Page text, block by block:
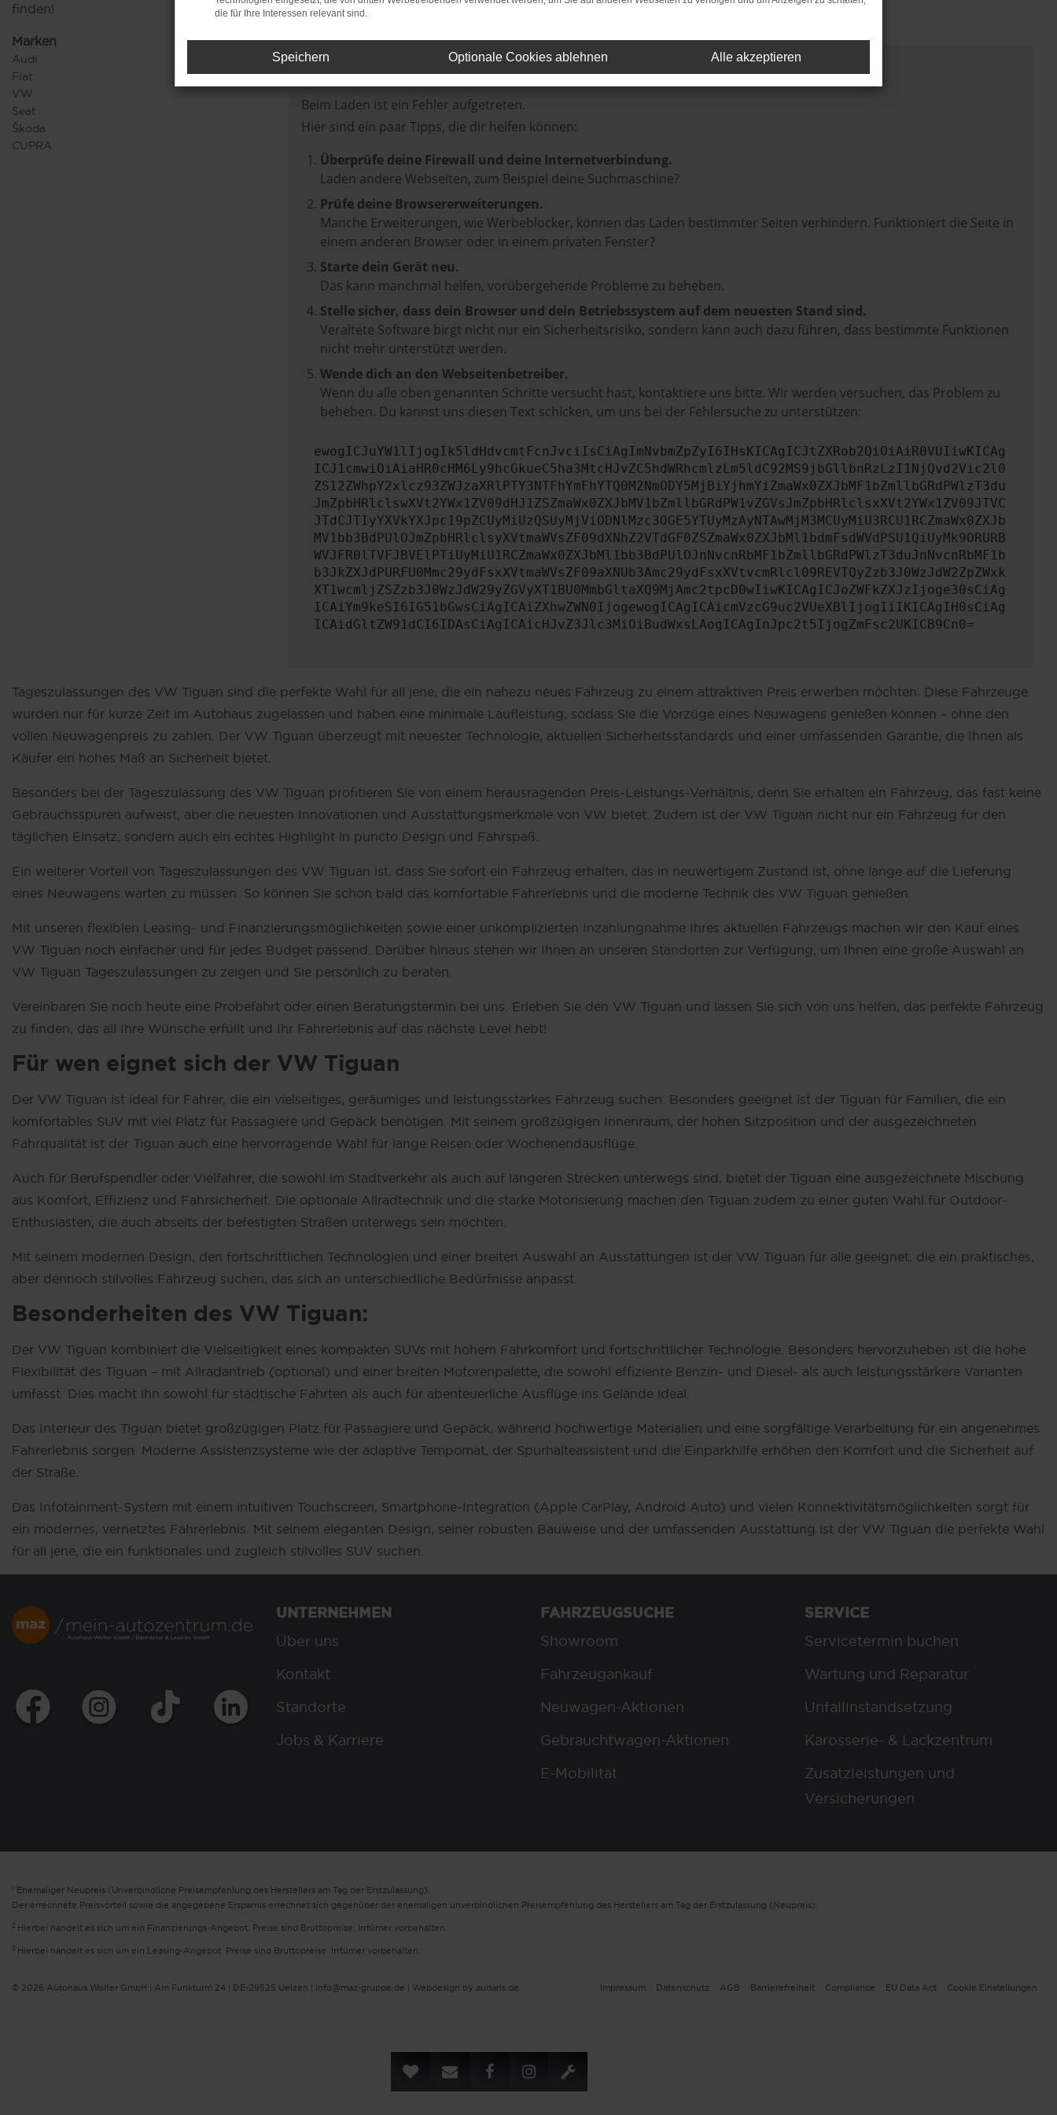
finden!
Marken
Audi
Fiat
VW
Seat
Škoda
CUPRA
Fehler: Network Error
Beim Laden ist ein Fehler aufgetreten.
Hier sind ein paar Tipps, die dir helfen können:
Überprüfe deine Firewall und deine Internetverbindung.
Laden andere Webseiten, zum Beispiel deine Suchmaschine?
Prüfe deine Browsererweiterungen.
Manche Erweiterungen, wie Werbeblocker, können das Laden bestimmter Seiten verhindern. Funktioniert die Seite in
einem anderen Browser oder in einem privaten Fenster?
Starte dein Gerät neu.
Das kann manchmal helfen, vorübergehende Probleme zu beheben.
Stelle sicher, dass dein Browser und dein Betriebssystem auf dem neuesten Stand sind.
Veraltete Software birgt nicht nur ein Sicherheitsrisiko, sondern kann auch dazu führen, dass bestimmte Funktionen
nicht mehr unterstützt werden.
Wende dich an den Webseitenbetreiber.
Wenn du alle oben genannten Schritte versucht hast, kontaktiere uns bitte. Wir werden versuchen, das Problem zu
beheben. Du kannst uns diesen Text schicken, um uns bei der Fehlersuche zu unterstützen:
ewogICJuYW1lIjogIk5ldHdvcmtFcnJvciIsCiAgImNvbmZpZyI6IHsKICAgICJtZXRob2QiOiAiR0VUIiwKICAg
ICJ1cmwiOiAiaHR0cHM6Ly9hcGkueC5ha3MtcHJvZC5hdWRhcmlzLm5ldC92MS9jbGllbnRzLzI1NjQvd2Vic2l0
ZS12ZWhpY2xlcz93ZWJzaXRlPTY3NTFhYmFhYTQ0M2NmODY5MjBiYjhmYiZmaWx0ZXJbMF1bZmllbGRdPWlzT3du
JmZpbHRlclswXVt2YWx1ZV09dHJ1ZSZmaWx0ZXJbMV1bZmllbGRdPW1vZGVsJmZpbHRlclsxXVt2YWx1ZV09JTVC
JTdCJTIyYXVkYXJpc19pZCUyMiUzQSUyMjViODNlMzc3OGE5YTUyMzAyNTAwMjM3MCUyMiU3RCU1RCZmaWx0ZXJb
MV1bb3BdPUlOJmZpbHRlclsyXVtmaWVsZF09dXNhZ2VTdGF0ZSZmaWx0ZXJbMl1bdmFsdWVdPSU1QiUyMk9ORURB
WVJFR0lTVFJBVElPTiUyMiU1RCZmaWx0ZXJbMl1bb3BdPUlOJnNvcnRbMF1bZmllbGRdPWlzT3duJnNvcnRbMF1b
b3JkZXJdPURFU0Mmc29ydFsxXVtmaWVsZF09aXNUb3Amc29ydFsxXVtvcmRlcl09REVTQyZzb3J0WzJdW2ZpZWxk
XT1wcmljZSZzb3J0WzJdW29yZGVyXT1BU0MmbGltaXQ9MjAmc2tpcD0wIiwKICAgICJoZWFkZXJzIjoge30sCiAg
ICAiYm9keSI6IG51bGwsCiAgICAiZXhwZWN0IjogewogICAgICAicmVzcG9uc2VUeXBlIjogIiIKICAgIH0sCiAg
ICAidGltZW91dCI6IDAsCiAgICAicHJvZ3Jlc3MiOiBudWxsLAogICAgInJpc2t5IjogZmFsc2UKICB9Cn0=
Tageszulassungen des VW Tiguan sind die perfekte Wahl für all jene, die ein nahezu neues Fahrzeug zu einem attraktiven Preis erwerben möchten. Diese Fahrzeuge
wurden nur für kurze Zeit im Autohaus zugelassen und haben eine minimale Laufleistung, sodass Sie die Vorzüge eines Neuwagens genießen können – ohne den
vollen Neuwagenpreis zu zahlen. Der VW Tiguan überzeugt mit neuester Technologie, aktuellen Sicherheitsstandards und einer umfassenden Garantie, die Ihnen als
Käufer ein hohes Maß an Sicherheit bietet.
Besonders bei der Tageszulassung des VW Tiguan profitieren Sie von einem herausragenden Preis-Leistungs-Verhältnis, denn Sie erhalten ein Fahrzeug, das fast keine
Gebrauchsspuren aufweist, aber die neuesten Innovationen und Ausstattungsmerkmale von VW bietet. Zudem ist der VW Tiguan nicht nur ein Fahrzeug für den
täglichen Einsatz, sondern auch ein echtes Highlight in puncto Design und Fahrspaß.
Ein weiterer Vorteil von Tageszulassungen des VW Tiguan ist, dass Sie sofort ein Fahrzeug erhalten, das in neuwertigem Zustand ist, ohne lange auf die Lieferung
eines Neuwagens warten zu müssen. So können Sie schon bald das komfortable Fahrerlebnis und die moderne Technik des VW Tiguan genießen.
Mit unseren flexiblen Leasing- und Finanzierungsmöglichkeiten sowie einer unkomplizierten Inzahlungnahme Ihres aktuellen Fahrzeugs machen wir den Kauf eines
VW Tiguan noch einfacher und für jedes Budget passend. Darüber hinaus stehen wir Ihnen an unseren Standorten zur Verfügung, um Ihnen eine große Auswahl an
VW Tiguan Tageszulassungen zu zeigen und Sie persönlich zu beraten.
Vereinbaren Sie noch heute eine Probefahrt oder einen Beratungstermin bei uns. Erleben Sie den VW Tiguan und lassen Sie sich von uns helfen, das perfekte Fahrzeug
zu finden, das all Ihre Wünsche erfüllt und Ihr Fahrerlebnis auf das nächste Level hebt!
Für wen eignet sich der VW Tiguan
Der VW Tiguan ist ideal für Fahrer, die ein vielseitiges, geräumiges und leistungsstarkes Fahrzeug suchen. Besonders geeignet ist der Tiguan für Familien, die ein
komfortables SUV mit viel Platz für Passagiere und Gepäck benötigen. Mit seinem großzügigen Innenraum, der hohen Sitzposition und der ausgezeichneten
Fahrqualität ist der Tiguan auch eine hervorragende Wahl für lange Reisen oder Wochenendausflüge.
Auch für Berufspendler oder Vielfahrer, die sowohl im Stadtverkehr als auch auf längeren Strecken unterwegs sind, bietet der Tiguan eine ausgezeichnete Mischung
aus Komfort, Effizienz und Fahrsicherheit. Die optionale Allradtechnik und die starke Motorisierung machen den Tiguan zudem zu einer guten Wahl für Outdoor-
Enthusiasten, die auch abseits der befestigten Straßen unterwegs sein möchten.
Mit seinem modernen Design, den fortschrittlichen Technologien und einer breiten Auswahl an Ausstattungen ist der VW Tiguan für alle geeignet, die ein praktisches,
aber dennoch stilvolles Fahrzeug suchen, das sich an unterschiedliche Bedürfnisse anpasst.
Besonderheiten des VW Tiguan:
Der VW Tiguan kombiniert die Vielseitigkeit eines kompakten SUVs mit hohem Fahrkomfort und fortschrittlicher Technologie. Besonders hervorzuheben ist die hohe
Flexibilität des Tiguan – mit Allradantrieb (optional) und einer breiten Motorenpalette, die sowohl effiziente Benzin- und Diesel- als auch leistungsstärkere Varianten
umfasst. Dies macht ihn sowohl für städtische Fahrten als auch für abenteuerliche Ausflüge ins Gelände ideal.
Das Interieur des Tiguan bietet großzügigen Platz für Passagiere und Gepäck, während hochwertige Materialien und eine sorgfältige Verarbeitung für ein angenehmes
Fahrerlebnis sorgen. Moderne Assistenzsysteme wie der adaptive Tempomat, der Spurhalteassistent und die Einparkhilfe erhöhen den Komfort und die Sicherheit auf
der Straße.
Das Infotainment-System mit einem intuitiven Touchscreen, Smartphone-Integration (Apple CarPlay, Android Auto) und vielen Konnektivitätsmöglichkeiten sorgt für
ein modernes, vernetztes Fahrerlebnis. Mit seinem eleganten Design, seiner robusten Bauweise und der umfassenden Ausstattung ist der VW Tiguan die perfekte Wahl
für all jene, die ein funktionales und zugleich stilvolles SUV suchen.
UNTERNEHMEN
Über uns
Kontakt
Standorte
Jobs & Karriere
FAHRZEUGSUCHE
Showroom
Fahrzeugankauf
Neuwagen-Aktionen
Gebrauchtwagen-Aktionen
E-Mobilität
SERVICE
Servicetermin buchen
Wartung und Reparatur
Unfallinstandsetzung
Karosserie- & Lackzentrum
Zusatzleistungen und
Versicherungen
1 Ehemaliger Neupreis (Unverbindliche Preisempfehlung des Herstellers am Tag der Erstzulassung).
Der errechnete Preisvorteil sowie die angegebene Ersparnis errechnet sich gegenüber der ehemaligen unverbindlichen Preisempfehlung des Herstellers am Tag der Erstzulassung (Neupreis).
2 Hierbei handelt es sich um ein Finanzierungs-Angebot. Preise sind Bruttopreise. Irrtümer vorbehalten.
3 Hierbei handelt es sich um ein Leasing-Angebot. Preise sind Bruttopreise. Irrtümer vorbehalten.
Impressum Datenschutz AGB Barrierefreiheit Compliance EU Data Act Cookie Einstellungen
© 2026 Autohaus Wolter GmbH | Am Funkturm 24 | DE-29525 Uelzen | info@maz-gruppe.de | Webdesign by audaris.de
die für Ihre Interessen relevant sind.
Speichern Optionale Cookies ablehnen Alle akzeptieren